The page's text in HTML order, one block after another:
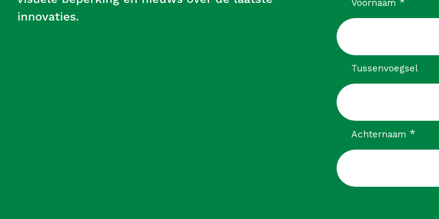
innovaties.
Voornaam
Tussenvoegsel
Achternaam *